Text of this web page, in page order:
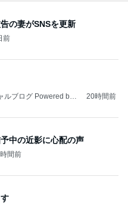
の妻がSNSを更新
前
ルブログ Powered by
20時間前
中の近影に心配の声
間前